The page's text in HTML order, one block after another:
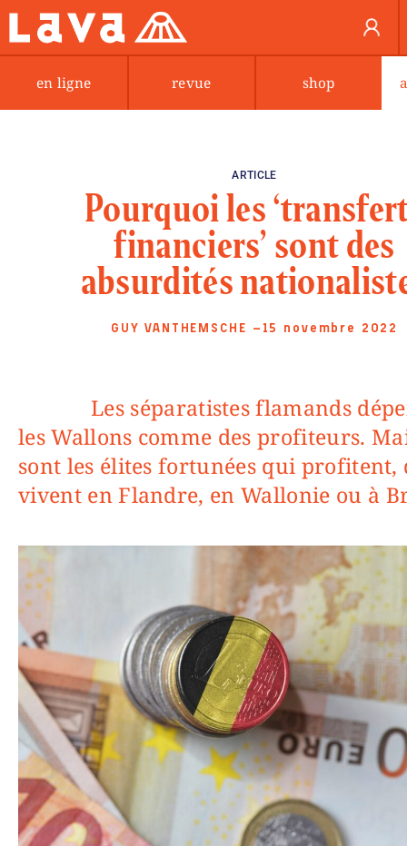
en ligne revue shop
ARTICLE
Pourquoi les
financiers’ sont des
absurdités
GUY VANTHEMSCHE —15 novembre 2022
Les séparatistes flamands dépeignent
les Wallons comme des profiteurs.
sont les élites fortunées qui profitent,
vivent en Flandre, en Wallonie ou à